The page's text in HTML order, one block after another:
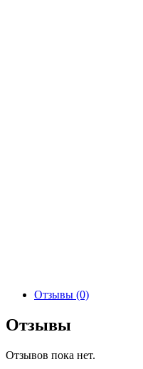
Отзывы (0)
Отзывы
Отзывов пока нет.